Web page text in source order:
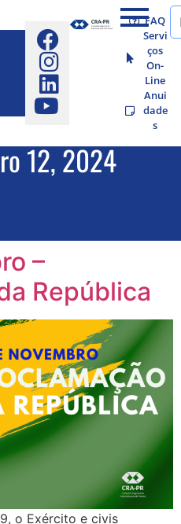
FAQ
Servi
ços
On-
Line
Anui
dade
s
12, 2024
–
República
o Exército e civis